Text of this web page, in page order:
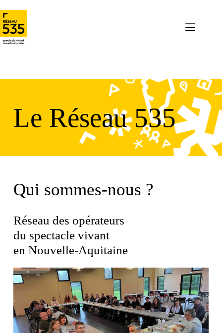
Le Réseau 535
Qui sommes-nous ?
Réseau des opérateurs
du spectacle vivant
en Nouvelle-Aquitaine